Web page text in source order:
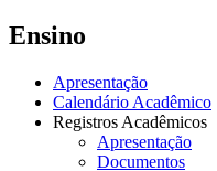
Ensino
Apresentação
Calendário Acadêmico
Registros Acadêmicos
Apresentação
Documentos